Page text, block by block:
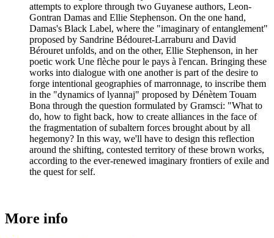
attempts to explore through two Guyanese authors, Leon-
Gontran Damas and Ellie Stephenson. On the one hand,
Damas's Black Label, where the "imaginary of entanglement"
proposed by Sandrine Bédouret-Larraburu and David
Bérouret unfolds, and on the other, Ellie Stephenson, in her
poetic work Une flèche pour le pays à l'encan. Bringing these
works into dialogue with one another is part of the desire to
forge intentional geographies of marronnage, to inscribe them
in the "dynamics of lyannaj" proposed by Dénètem Touam
Bona through the question formulated by Gramsci: "What to
do, how to fight back, how to create alliances in the face of
the fragmentation of subaltern forces brought about by all
hegemony? In this way, we'll have to design this reflection
around the shifting, contested territory of these brown works,
according to the ever-renewed imaginary frontiers of exile and
the quest for self.
More info